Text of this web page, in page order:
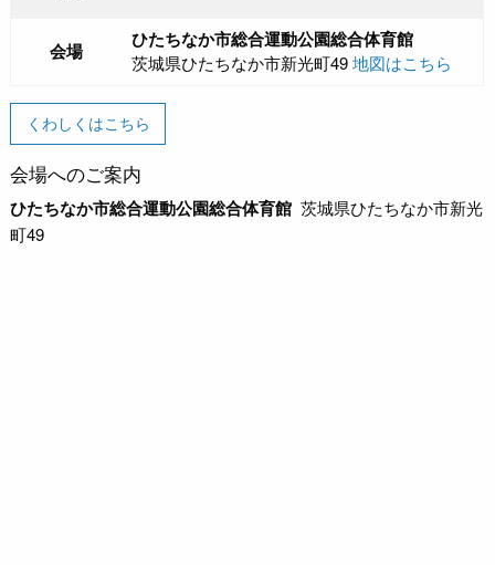
会場 ひたちなか市総合運動公園総合体育館
茨城県ひたちなか市新光町49地図はこちら
くわしくはこちら
会場へのご案内
ひたちなか市総合運動公園総合体育館 茨城県ひたちなか市新光
町49